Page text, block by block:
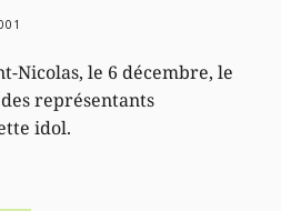
Nicolas, le 6 décembre, le
représentants
idol.